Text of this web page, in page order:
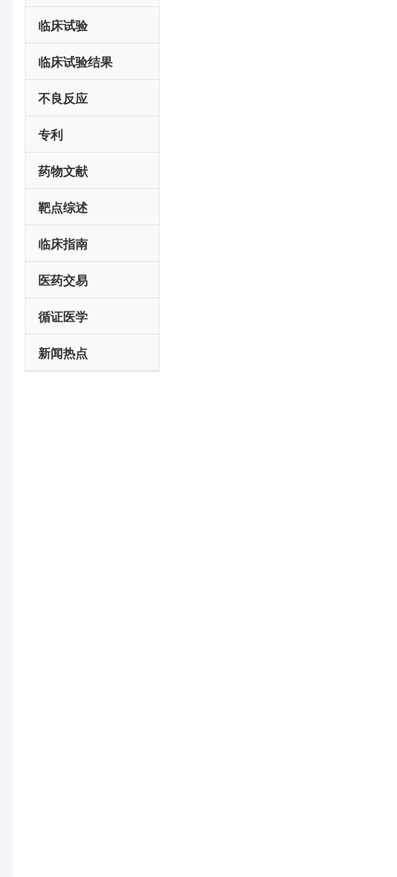
临床试验
临床试验结果
不良反应
专利
药物文献
靶点综述
临床指南
医药交易
循证医学
新闻热点